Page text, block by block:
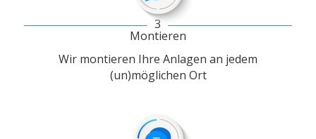
3
Montieren
Wir montieren Ihre Anlagen an jedem
(un)möglichen Ort